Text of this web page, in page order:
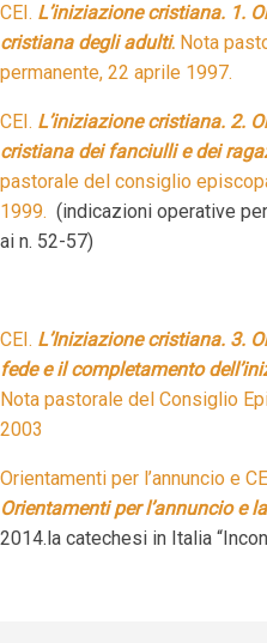
CEI. L’iniziazione cristiana. 1.
cristiana degli adulti. Nota
permanente, 22 aprile 1997.
CEI. L’iniziazione cristiana. 2.
cristiana dei fanciulli e dei
pastorale del consiglio
1999. (indicazioni operative
ai n. 52-57)
CEI. L’Iniziazione cristiana. 3.
fede e il completamento
Nota pastorale del Consiglio
2003
Orientamenti per l’annuncio e
Orientamenti per l’annuncio e
2014.la catechesi in Italia